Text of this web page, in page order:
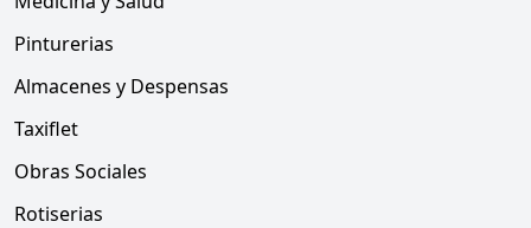
Pinturerias
Almacenes y Despensas
Taxiflet
Obras Sociales
Rotiserias